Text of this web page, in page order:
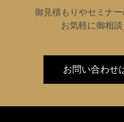
御見積もりやセミナー
お気軽に御相
お問い合わせ